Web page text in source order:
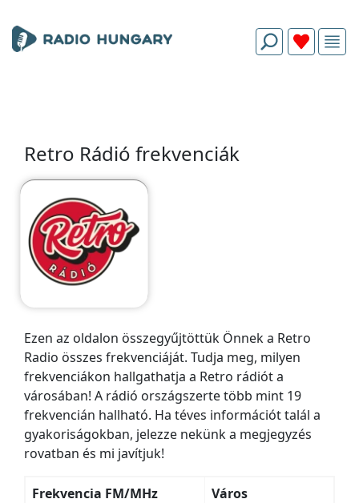
Retro Rádió frekvenciák
Ezen az oldalon összegyűjtöttük Önnek a Retro
Radio összes frekvenciáját. Tudja meg, milyen
frekvenciákon hallgathatja a Retro rádiót a
városában! A rádió országszerte több mint 19
frekvencián hallható. Ha téves információt talál a
gyakoriságokban, jelezze nekünk a megjegyzés
rovatban és mi javítjuk!
Frekvencia FM/MHz
Város